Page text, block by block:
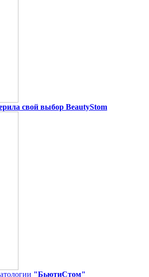
свой выбор BeautyStom
"БьютиСтом"